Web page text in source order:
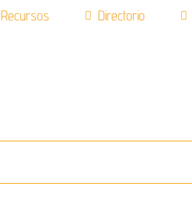
Recursos Directorio